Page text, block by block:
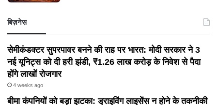
बिज़नेस
सेमीकंडक्टर सुपरपावर बनने की राह पर भारत: मोदी सरकार ने 3
नई यूनिट्स को दी हरी झंडी, ₹1.26 लाख करोड़ के निवेश से पैदा
होंगे लाखों रोजगार
4 weeks ago
बीमा कंपनियों को बड़ा झटका: ड्राइविंग लाइसेंस न होने के तकनीकी